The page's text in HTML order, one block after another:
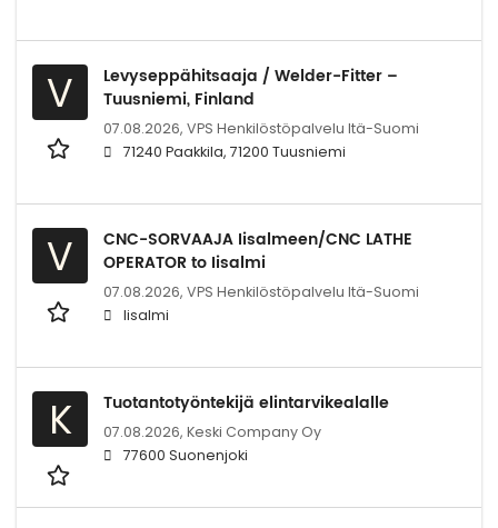
V
Levyseppähitsaaja / Welder-Fitter –
Tuusniemi, Finland
07.08.2026, VPS Henkilöstöpalvelu Itä-Suomi
71240 Paakkila, 71200 Tuusniemi
V
CNC-SORVAAJA Iisalmeen/CNC LATHE
OPERATOR to Iisalmi
07.08.2026, VPS Henkilöstöpalvelu Itä-Suomi
Iisalmi
K Tuotantotyöntekijä elintarvikealalle
07.08.2026, Keski Company Oy
77600 Suonenjoki